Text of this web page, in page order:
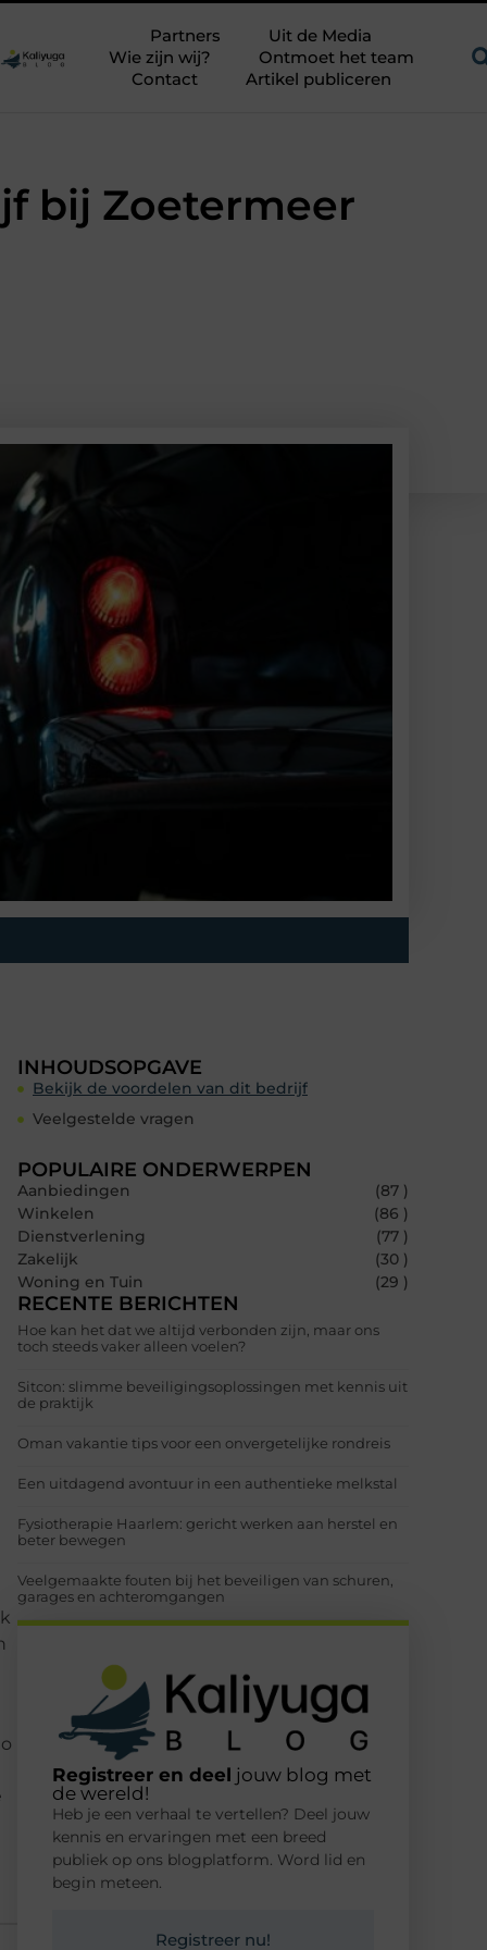
Partners
Uit de Media
Wie zijn wij?
Ontmoet het team
Contact
Artikel publiceren
bij Zoetermeer
INHOUDSOPGAVE
Bekijk de voordelen van dit bedrijf
Veelgestelde vragen
POPULAIRE ONDERWERPEN
Aanbiedingen
(87 )
Winkelen
(86 )
Dienstverlening
(77 )
Zakelijk
(30 )
Woning en Tuin
(29 )
RECENTE BERICHTEN
Hoe kan het dat we altijd verbonden zijn, maar ons
toch steeds vaker alleen voelen?
Sitcon: slimme beveiligingsoplossingen met kennis uit
de praktijk
Oman vakantie tips voor een onvergetelijke rondreis
Een uitdagend avontuur in een authentieke melkstal
Fysiotherapie Haarlem: gericht werken aan herstel en
beter bewegen
Veelgemaakte fouten bij het beveiligen van schuren,
garages en achteromgangen
Registreer en deel jouw blog met
de wereld!
Heb je een verhaal te vertellen? Deel jouw
kennis en ervaringen met een breed
publiek op ons blogplatform. Word lid en
begin meteen.
Registreer nu!